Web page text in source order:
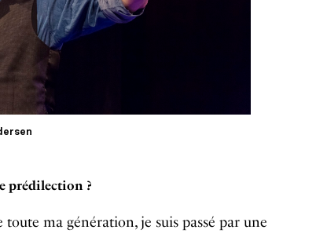
prédilection ?
ma génération, je suis passé par une